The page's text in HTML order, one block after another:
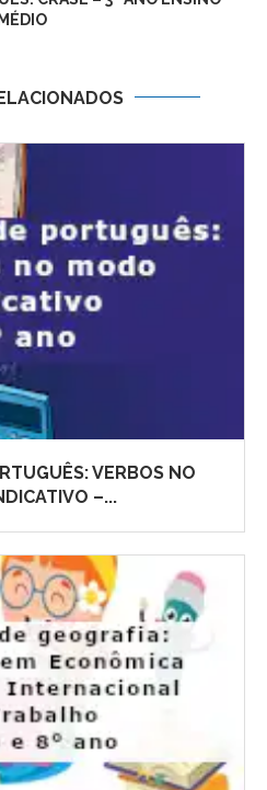
MÉDIO
VERBOS NO
–...